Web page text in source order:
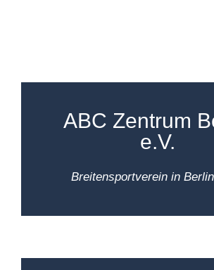
ABC Zentrum
e.V.
Breitensportverein in
und- zeiten, Sportstätten und